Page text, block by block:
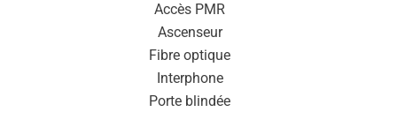
Accès PMR
Ascenseur
Fibre optique
Interphone
Porte blindée